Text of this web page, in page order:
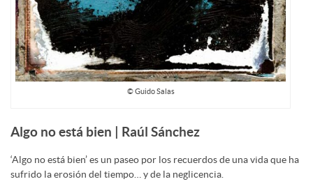
© Guido Salas
Algo no está bien | Raúl Sánchez
‘Algo no está bien’ es un paseo por los recuerdos de una vida que ha
sufrido la erosión del tiempo… y de la neglicencia.